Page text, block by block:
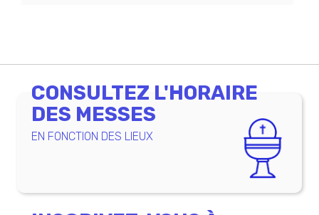
CONSULTEZ L'HORAIRE
DES MESSES
EN FONCTION DES LIEUX